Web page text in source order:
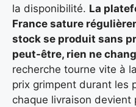
la disponibilité. La
France sature
stock se produit sans
peut-être, rien ne
recherche tourne vite à
prix grimpent durant les
chaque livraison devient